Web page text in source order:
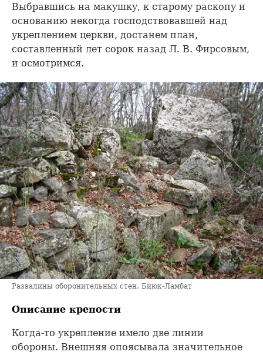
Выбравшись на макушку, к старому раскопу и
основанию некогда господствовавшей над
укреплением церкви, достанем план,
составленный лет сорок назад Л. В. Фирсовым,
и осмотримся.
Развалины оборонительных стен. Биюк-Ламбат
Описание крепости
Когда-то укрепление имело две линии
обороны. Внешняя опоясывала значительное